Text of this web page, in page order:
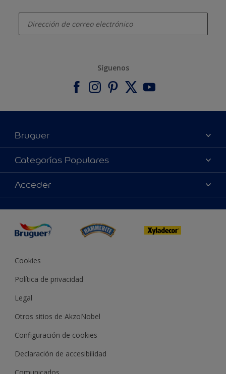
Síguenos
Bruguer
Acerca de Bruguer
Contacta con nosotros
Buscar una tienda
Categorías Populares
Colores
Productos
App Visualizer
Inspiración
Bruguer Color del año
Acceder
Sostenibilidad Conceptos
Cookies
Política de privacidad
Legal
Otros sitios de AkzoNobel
Configuración de cookies
Declaración de accesibilidad